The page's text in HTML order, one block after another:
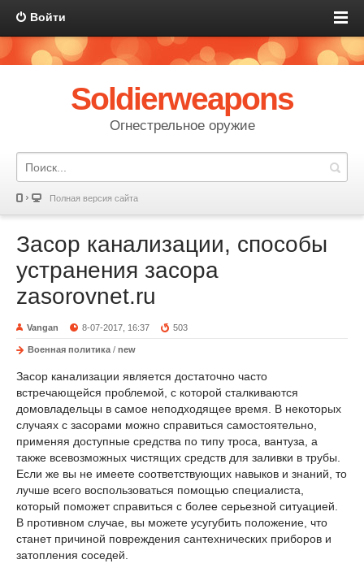
Войти
Soldierweapons
Огнестрельное оружие
Полная версия сайта
Засор канализации, способы
устранения засора
zasorovnet.ru
Vangan 8-07-2017, 16:37 503
Военная политика / new
Засор канализации является достаточно часто
встречающейся проблемой, с которой сталкиваются
домовладельцы в самое неподходящее время. В некоторых
случаях с засорами можно справиться самостоятельно,
применяя доступные средства по типу троса, вантуза, а
также всевозможных чистящих средств для заливки в трубы.
Если же вы не имеете соответствующих навыков и знаний, то
лучше всего воспользоваться помощью специалиста,
который поможет справиться с более серьезной ситуацией.
В противном случае, вы можете усугубить положение, что
станет причиной повреждения сантехнических приборов и
затопления соседей.